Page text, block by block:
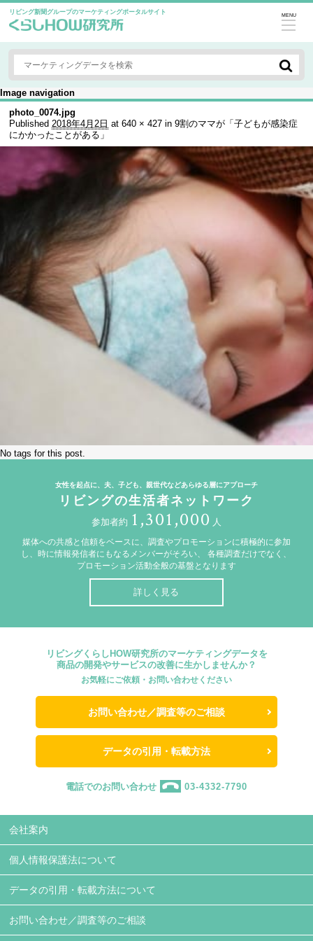
リビング新聞グループのマーケティングポータルサイト MENU
Image navigation
photo_0074.jpg
Published2018年4月2日 at640 × 427 in9割のママが「子どもが感染症
にかかったことがある」
No tags for this post.
女性を起点に、夫、子ども、親世代などあらゆる層にアプローチ
リビングの生活者ネットワーク
参加者約 1,301,000 人
媒体への共感と信頼をベースに、調査やプロモーションに積極的に参加
し、時に情報発信者にもなるメンバーがそろい、
各種調査だけでなく、
プロモーション活動全般の基盤となります
詳しく見る
リビングくらしHOW研究所のマーケティングデータを
商品の開発やサービスの改善に生かしませんか？
お気軽にご依頼・お問い合わせください
お問い合わせ／調査等のご相談
データの引用・転載方法
電話でのお問い合わせ 03-4332-7790
会社案内
個人情報保護法について
データの引用・転載方法について
お問い合わせ／調査等のご相談